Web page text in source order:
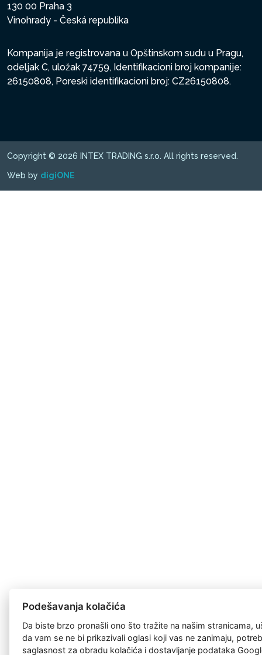
130 00 Praha 3
Vinohrady - Česká republika
Kompanija je registrovana u Opštinskom sudu u Pragu,
odeljak C, uložak 74759, Identifikacioni broj kompanije:
26150808, Poreski identifikacioni broj: CZ26150808.
Copyright © 2026 INTEX TRADING s.r.o. All rights reserved.
Web by digiONE
Podešavanja kolačića
Da biste brzo pronašli ono što tražite na našim stranicama,
da vam se ne bi prikazivali oglasi koji vas ne zanimaju,
saglasnost zaobradu kolačića i dostavljanje podataka